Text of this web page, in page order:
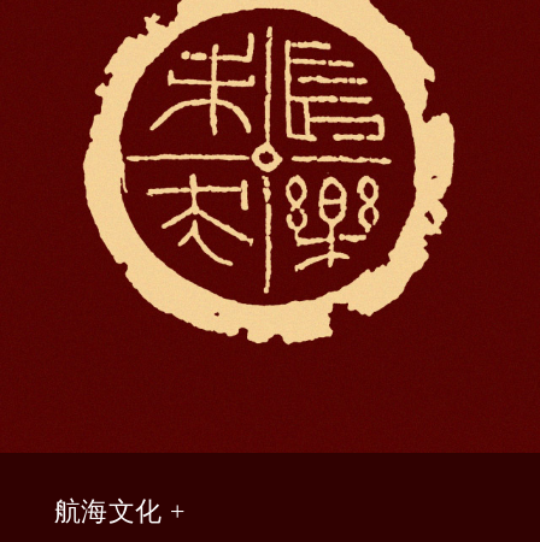
航海文化 +